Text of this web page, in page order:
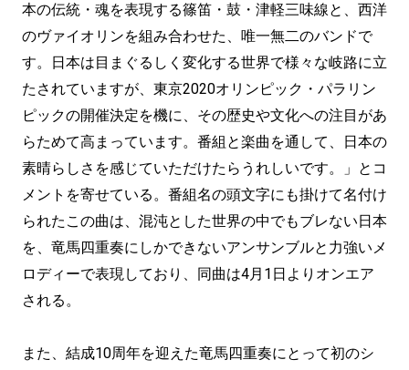
本の伝統・魂を表現する篠笛・鼓・津軽三味線と、西洋
のヴァイオリンを組み合わせた、唯一無二のバンドで
す。日本は目まぐるしく変化する世界で様々な岐路に立
たされていますが、東京2020オリンピック・パラリン
ピックの開催決定を機に、その歴史や文化への注目があ
らためて高まっています。番組と楽曲を通して、日本の
素晴らしさを感じていただけたらうれしいです。」とコ
メントを寄せている。番組名の頭文字にも掛けて名付け
られたこの曲は、混沌とした世界の中でもブレない日本
を、竜馬四重奏にしかできないアンサンブルと力強いメ
ロディーで表現しており、同曲は4月1日よりオンエア
される。
また、結成10周年を迎えた竜馬四重奏にとって初のシ